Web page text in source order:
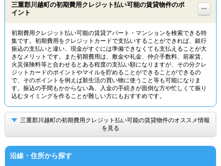
不動産会社から
三重郡川越町の初期費用クレジット払い可能の賃貸物件のポ
イント
初期費用クレジット払い可能の賃貸アパート・マンションを検索できる特
集です。初期費用をクレジットカードで支払いすることができれば、銀行
振込の支払いと違い、現金がすぐには準備できなくても支払えることが大
きなメリットです。また初期費用は、敷金や礼金、仲介手数料、前家賃、
火災保険料等と合わせるとある程度の支払い額になりますが、その分クレ
ジットカードのポイントやマイルを貯めることができることができるの
で、そのポイントを例えば新生活の買い物に使うこと等も可能になりま
す。振込の手間もかからない為、入金の手続きが面倒な方や忙しくて振り
込むタイミングを作ることが難しい方にもおすすめです。
三重郡川越町の初期費用クレジット払い可能の賃貸物件のオススメ情報
を見る
沿線・住所から探す